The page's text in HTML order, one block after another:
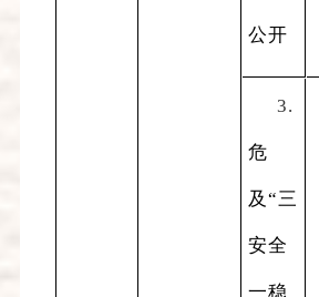
公开
3.
危
及“三
安全
一稳